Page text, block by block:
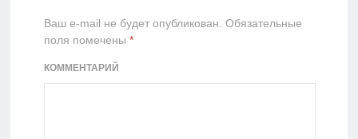
Ваш e-mail не будет опубликован. Обязательные
поля помечены *
КОММЕНТАРИЙ